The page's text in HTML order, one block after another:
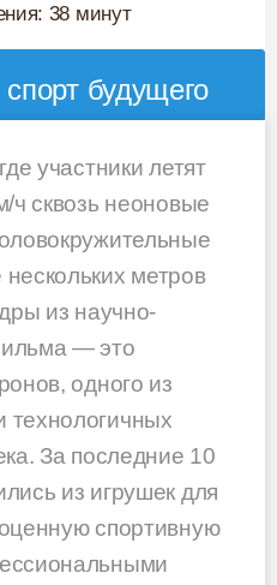
38 минут
будущего
участники летят
ч сквозь неоновые
метров
из научно-
— это
одного из
За последние 10
из игрушек для
спортивную